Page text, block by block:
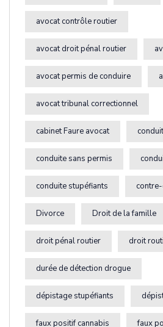
avocat contrôle routier
avocat droit pénal routier
avocat permis de conduire
avocat tribunal correctionnel
cabinet Faure avocat
conduite sans permis
conduite stupéfiants
Divorce Droit de la famille
droit pénal routier droit
durée de détection drogue
dépistage stupéfiants
faux positif cannabis faux